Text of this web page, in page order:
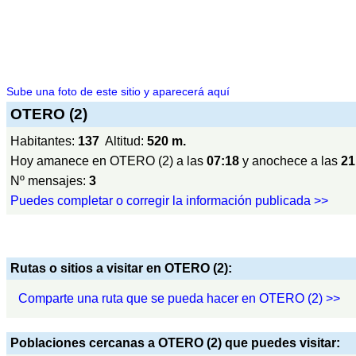
Sube una foto de este sitio y aparecerá aquí
OTERO (2)
Habitantes: 137 Altitud: 520 m.
Hoy amanece en OTERO (2) a las 07:18 y anochece a las
Nº mensajes: 3
Puedes completar o corregir la información publicada >>
Rutas o sitios a visitar en OTERO (2):
Comparte una ruta que se pueda hacer en OTERO (2) >>
Poblaciones cercanas a OTERO (2) que puedes visitar: